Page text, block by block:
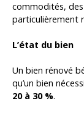
commodités,
particulièrement
L’état du bien
Un bien rénové
qu’un bien
20 à 30 %.